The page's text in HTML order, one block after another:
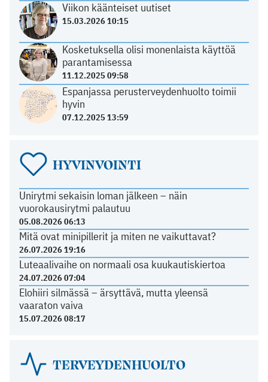
Viikon käänteiset uutiset
15.03.2026 10:15
Kosketuksella olisi monenlaista käyttöä
parantamisessa
11.12.2025 09:58
Espanjassa perusterveydenhuolto toimii
hyvin
07.12.2025 13:59
HYVINVOINTI
Unirytmi sekaisin loman jälkeen – näin
vuorokausirytmi palautuu
05.08.2026 06:13
Mitä ovat minipillerit ja miten ne vaikuttavat?
26.07.2026 19:16
Luteaalivaihe on normaali osa kuukautiskiertoa
24.07.2026 07:04
Elohiiri silmässä – ärsyttävä, mutta yleensä
vaaraton vaiva
15.07.2026 08:17
TERVEYDENHUOLTO